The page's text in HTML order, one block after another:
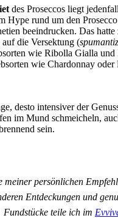
des Proseccos liegt
Hype rund um den
beeindrucken. Das hatte
auf die Versektung (
wie Ribolla Gialla und
wie Chardonnay oder
desto intensiver der
im Mund schmeicheln,
sein.
meiner persönlichen
Entdeckungen und
Fundstücke teile ich im